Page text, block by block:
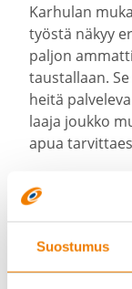
Suostumus
Karhulan
työstä näkyy
paljon
taustallaan.
heitä
laaja joukko
apua
Toinen
tehnyt samaa
siirtyvät myös